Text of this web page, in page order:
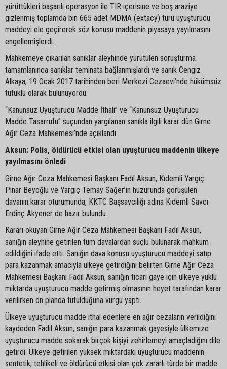
yürüttükleri başarılı operasyon ile TIR içerisine ve boş araziye
gizlenmiş toplamda bin 665 adet MDMA (extacy) türü uyuşturucu
maddeyi ele geçirerek söz konusu maddenin piyasaya yayılmasını
engellemişlerdi.
Mahkemeye çıkarılan sanıklar aleyhinde yürütülen soruşturma
tamamlanınca sanıklar teminata bağlanmışlardı ve sanık Cengiz
Alkaya, 19 Ocak 2017 tarihinden beri Merkezi Cezaevi’nde hükümsüz
tutuklu olarak bulunuyordu.
“Kanunsuz Uyuşturucu Madde İthali” ve “Kanunsuz Uyuşturucu
Madde Tasarrufu” suçundan yargılanan sanıkla ilgili karar dün Girne
Ağır Ceza Mahkemesi’nde açıklandı.
Aksun: Polis, öldürücü etkisi olan uyuşturucu maddenin ülkeye
yayılmasını önledi
Girne Ağır Ceza Mahkemesi Başkanı Fadıl Aksun, Kıdemli Yargıç
Pınar Beyoğlu ve Yargıç Temay Sağer’in huzurunda görüşülen
davanın karar oturumunda, KKTC Başsavcılığı adına Kıdemli Savcı
Erdinç Akyener de hazır bulundu.
Kararı okuyan Girne Ağır Ceza Mahkemesi Başkanı Fadıl Aksun,
sanığın aleyhine getirilen tüm davalardan suçlu bulunarak mahkum
edildiğini ifade etti. Sanığın dava konusu uyuşturucu maddeyi satıp
para kazanmak amacıyla ülkeye getirdiğini belirten Girne Ağır Ceza
Mahkemesi Başkanı Fadıl Aksun, sanığın ticari gaye için ülkeye yüklü
miktarda uyuşturucu madde getirmiş olmasının heyet tarafından karar
verilirken ön planda tutulduğuna vurgu yaptı.
Ülkeye uyuşturucu madde ithal edenlere en ağır cezaların verildiğini
kaydeden Fadıl Aksun, sanığın para kazanmak gayesiyle ülkemize
uyuşturucu madde sokarak birçok kişiyi zehirlemeyi amaçladığını dile
getirdi. Ülkeye getirilen yüksek miktardaki uyuşturucu maddenin
sentetik, tehlikeli ve öldürücü etkisi olan çok zararlı türde bir madde